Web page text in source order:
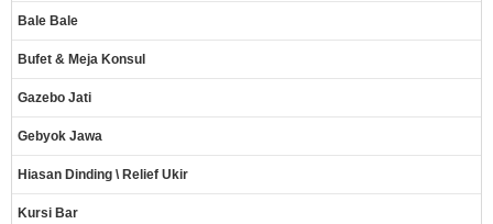
Bale Bale
Bufet & Meja Konsul
Gazebo Jati
Gebyok Jawa
Hiasan Dinding \ Relief Ukir
Kursi Bar